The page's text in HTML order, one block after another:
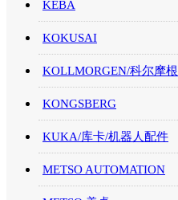
KEBA
KOKUSAI
KOLLMORGEN/科尔摩根
KONGSBERG
KUKA/库卡/机器人配件
METSO AUTOMATION